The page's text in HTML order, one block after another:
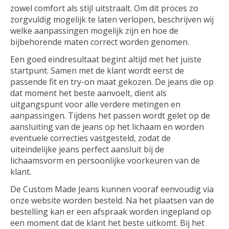
zowel comfort als stijl uitstraalt. Om dit proces zo
zorgvuldig mogelijk te laten verlopen, beschrijven wij
welke aanpassingen mogelijk zijn en hoe de
bijbehorende maten correct worden genomen.
Een goed eindresultaat begint altijd met het juiste
startpunt. Samen met de klant wordt eerst de
passende fit en try-on maat gekozen. De jeans die op
dat moment het beste aanvoelt, dient als
uitgangspunt voor alle verdere metingen en
aanpassingen. Tijdens het passen wordt gelet op de
aansluiting van de jeans op het lichaam en worden
eventuele correcties vastgesteld, zodat de
uiteindelijke jeans perfect aansluit bij de
lichaamsvorm en persoonlijke voorkeuren van de
klant.
De Custom Made Jeans kunnen vooraf eenvoudig via
onze website worden besteld. Na het plaatsen van de
bestelling kan er een afspraak worden ingepland op
een moment dat de klant het beste uitkomt. Bij het